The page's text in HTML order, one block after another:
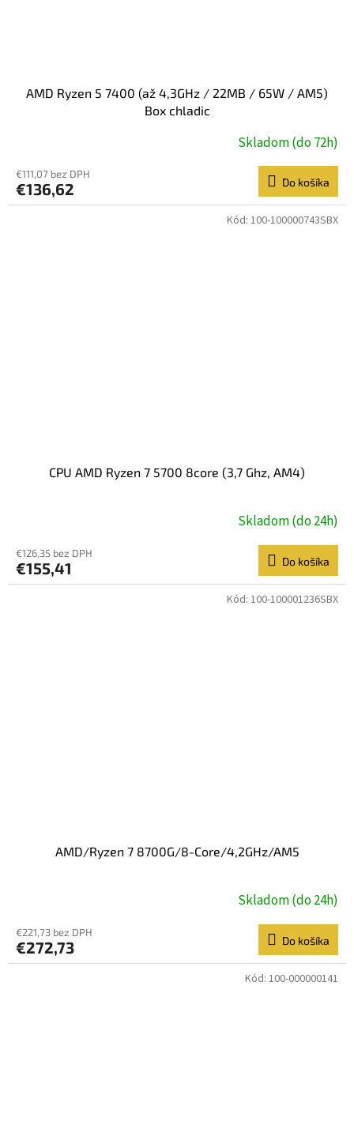
AMD Ryzen 5 7400 (až 4,3GHz / 22MB / 65W / AM5)
Box chladic
Skladom (do 72h)
€111,07 bez DPH
€136,62 Do košíka
CPU AMD Ryzen 7 5700 8core (3,7 Ghz, AM4)
Skladom (do 24h)
€126,35 bez DPH
€155,41 Do košíka
Kód: 100-100000743SBX
AMD/Ryzen 7 8700G/8-Core/4,2GHz/AM5
Skladom (do 24h)
€221,73 bez DPH
€272,73 Do košíka
Kód: 100-100001236SBX
Kód: 100-000000141